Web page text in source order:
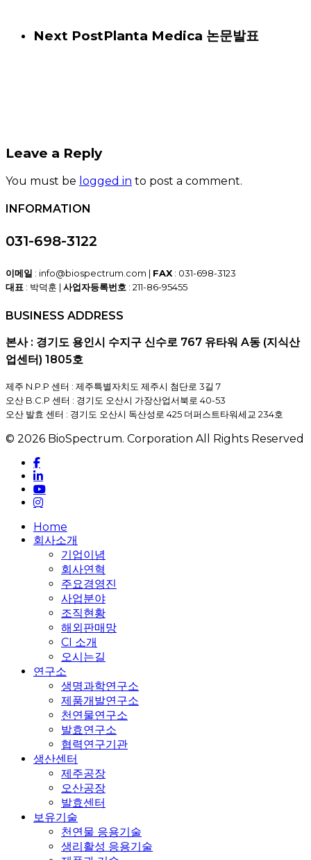
Next PostPlanta Medica 논문발표
Leave a Reply
You must be logged in to post a comment.
INFORMATION
031-698-3122
이메일 : info@biospectrum.com | FAX: 031-698-3123
대표 : 박덕훈 | 사업자등록번호 : 211-86-95455
BUSINESS ADDRESS
본사 : 경기도 용인시 수지구 신수로 767 유타워 A동 (지식산
업센터) 1805호
제주 N.P.P 센터 : 제주특별자치도 제주시 첨단로 3길 7
오산 B.C.P 센터 : 경기도 오산시 가장산업서북로 40-53
오산 발효 센터 : 경기도 오산시 독산성로 425 더퍼스트타워세교 234호
© 2026 BioSpectrum. Corporation All Rights Reserved
facebook
linkedin
youtube
instagram
Close
Menu
Home
회사소개
기업이념
회사연혁
주요경영진
사업분야
조직현황
해외판매망
CI 소개
오시는길
연구소
생명과학연구소
제품개발연구소
천연물연구소
발효연구소
협력연구기관
생산센터
제주공장
오산공장
발효센터
보유기술
천연물 응용기술
생리활성 응용기술